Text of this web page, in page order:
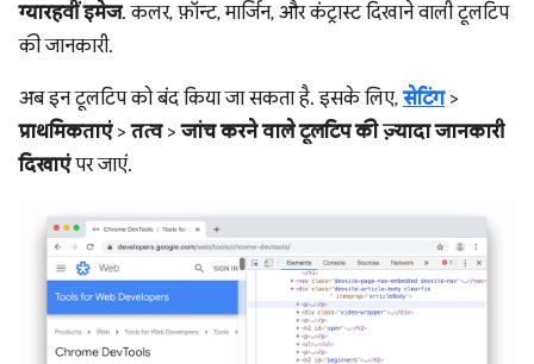
ग्यारहवीं इमेज. कलर, फ़ॉन्ट, मार्जिन, और कंट्रास्ट दिखाने वाली टूलटिप
की जानकारी.
अब इन टूलटिप को बंद किया जा सकता है. इसके लिए, सेटिंग>
प्राथमिकताएं>तत्व>जांच करने वाले टूलटिप की ज़्यादा जानकारी
दिखाएंपर जाएं.